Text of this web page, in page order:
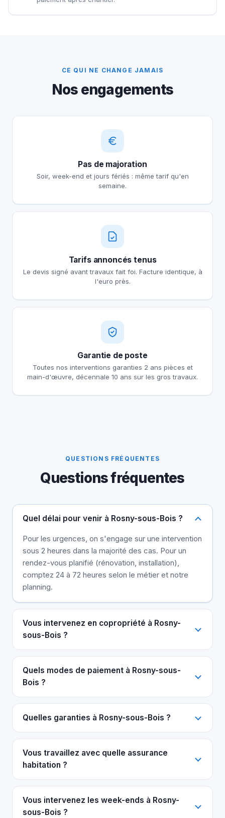
CE QUI NE CHANGE JAMAIS
Nos engagements
Pas de majoration
Soir, week-end et jours fériés : même tarif qu'en
semaine.
Tarifs annoncés tenus
Le devis signé avant travaux fait foi. Facture identique, à
l'euro près.
Garantie de poste
Toutes nos interventions garanties 2 ans pièces et
main-d'œuvre, décennale 10 ans sur les gros travaux.
QUESTIONS FRÉQUENTES
Questions fréquentes
Quel délai pour venir à Rosny-sous-Bois ?
Pour les urgences, on s'engage sur une intervention
sous 2 heures dans la majorité des cas. Pour un
rendez-vous planifié (rénovation, installation),
comptez 24 à 72 heures selon le métier et notre
planning.
Vous intervenez en copropriété à Rosny-
sous-Bois ?
Quels modes de paiement à Rosny-sous-
Bois ?
Quelles garanties à Rosny-sous-Bois ?
Vous travaillez avec quelle assurance
habitation ?
Vous intervenez les week-ends à Rosny-
sous-Bois ?